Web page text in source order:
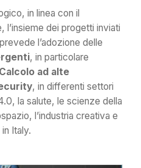
in linea con il
l’insieme dei progetti inviati
l’adozione delle
, in particolare
Calcolo ad alte
, in differenti settori
la salute, le scienze della
l’industria creativa e
Italy.